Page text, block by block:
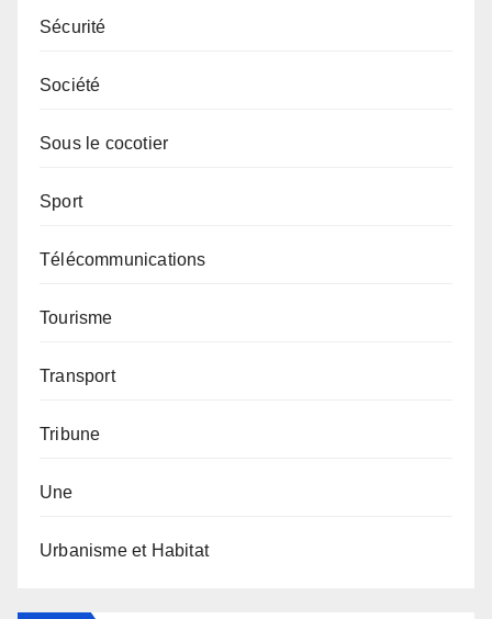
Sécurité
Société
Sous le cocotier
Sport
Télécommunications
Tourisme
Transport
Tribune
Une
Urbanisme et Habitat